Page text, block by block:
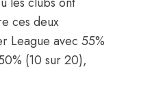
ces deux
League avec 55%
(10 sur 20),